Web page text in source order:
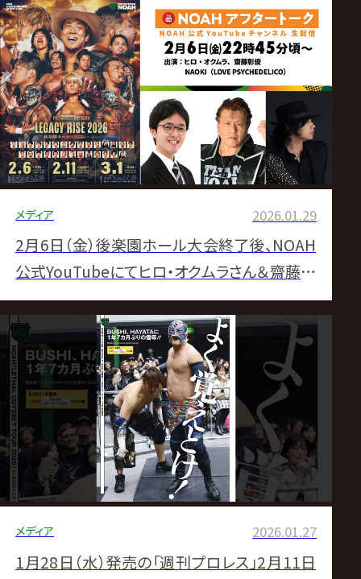
メディア 2026.01.29
2月6日（金）後楽園ホール大会終了後、NOAH
公式YouTubeにてヒロ・オクムラさん＆齋藤彰
俊さん＆NAOKIさんでアフタートーク！
メディア 2026.01.27
1月28日（水）発売の「週刊プロレス」2月11日